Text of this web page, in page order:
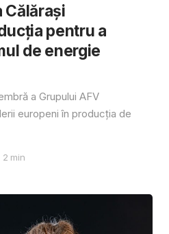
Călărași
pentru a
de energie
a Grupului AFV
europeni în producția de
2 min